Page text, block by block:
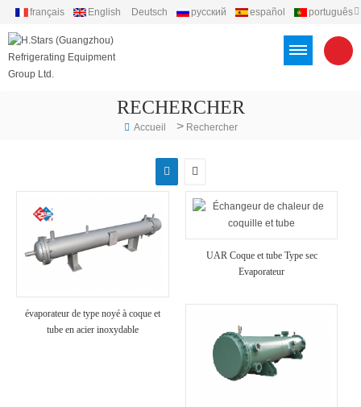
français English Deutsch русский español
português
RECHERCHER
Accueil > Rechercher
évaporateur de type noyé à coque et
tube en acier inoxydable
UAR Coque et tube Type sec
Evaporateur